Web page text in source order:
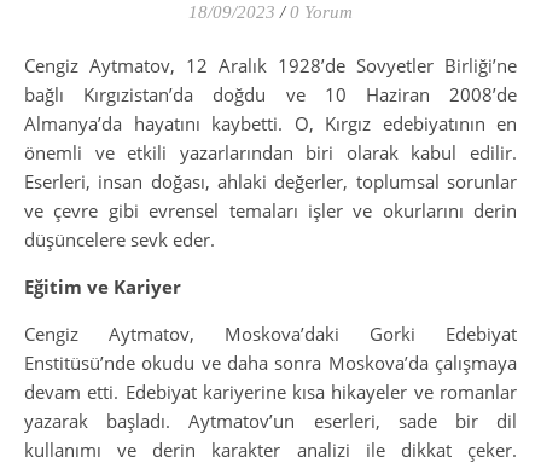
18/09/2023 / 0 Yorum
Cengiz Aytmatov, 12 Aralık 1928’de Sovyetler Birliği’ne
bağlı Kırgızistan’da doğdu ve 10 Haziran 2008’de
Almanya’da hayatını kaybetti. O, Kırgız edebiyatının en
önemli ve etkili yazarlarından biri olarak kabul edilir.
Eserleri, insan doğası, ahlaki değerler, toplumsal sorunlar
ve çevre gibi evrensel temaları işler ve okurlarını derin
düşüncelere sevk eder.
Eğitim ve Kariyer
Cengiz Aytmatov, Moskova’daki Gorki Edebiyat
Enstitüsü’nde okudu ve daha sonra Moskova’da çalışmaya
devam etti. Edebiyat kariyerine kısa hikayeler ve romanlar
yazarak başladı. Aytmatov’un eserleri, sade bir dil
kullanımı ve derin karakter analizi ile dikkat çeker.